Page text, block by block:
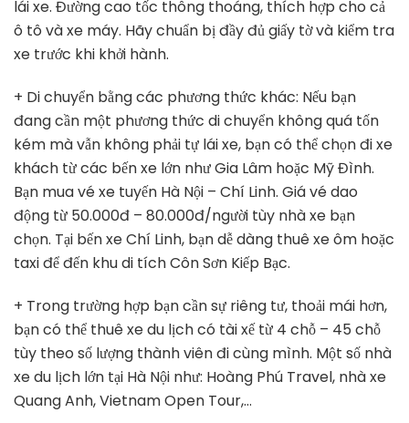
lái xe. Đường cao tốc thông thoáng, thích hợp cho cả
ô tô và xe máy. Hãy chuẩn bị đầy đủ giấy tờ và kiểm tra
xe trước khi khởi hành.
+ Di chuyển bằng các phương thức khác: Nếu bạn
đang cần một phương thức di chuyển không quá tốn
kém mà vẫn không phải tự lái xe, bạn có thể chọn đi xe
khách từ các bến xe lớn như Gia Lâm hoặc Mỹ Đình.
Bạn mua vé xe tuyến Hà Nội – Chí Linh. Giá vé dao
động từ 50.000đ – 80.000đ/người tùy nhà xe bạn
chọn. Tại bến xe Chí Linh, bạn dễ dàng thuê xe ôm hoặc
taxi để đến khu di tích Côn Sơn Kiếp Bạc.
+ Trong trường hợp bạn cần sự riêng tư, thoải mái hơn,
bạn có thể thuê xe du lịch có tài xế từ 4 chỗ – 45 chỗ
tùy theo số lượng thành viên đi cùng mình. Một số nhà
xe du lịch lớn tại Hà Nội như: Hoàng Phú Travel, nhà xe
Quang Anh, Vietnam Open Tour,…